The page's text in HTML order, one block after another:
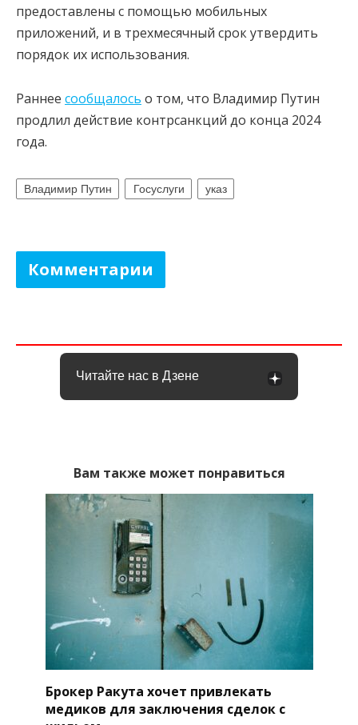
предоставлены с помощью мобильных
приложений, и в трехмесячный срок утвердить
порядок их использования.
Раннее сообщалось о том, что Владимир Путин
продлил действие контрсанкций до конца 2024
года.
Владимир Путин Госуслуги указ
Комментарии
Читайте нас в Дзене
Вам также может понравиться
Брокер Ракута хочет привлекать
медиков для заключения сделок с